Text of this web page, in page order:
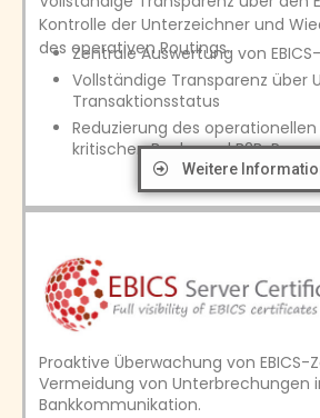
Kontrolle der Unterzeichner und
des operativen Routings.
Zentrale Auswertung von
Vollständige Transparenz über
Transaktionsstatus
Reduzierung des operationellen
kritischen Bank- und B2B-
Weitere
Proaktive Überwachung von
Vermeidung von Unterbrechungen
Bankkommunikation.